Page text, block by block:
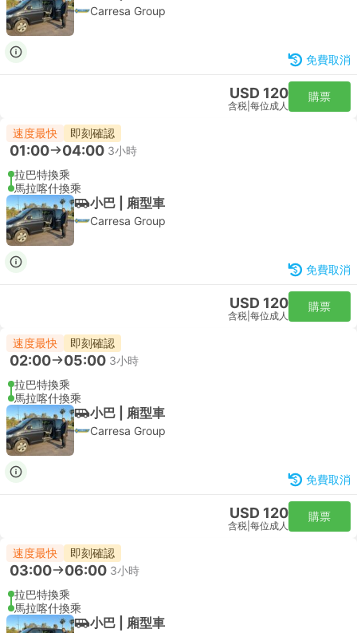
Carresa Group
免費取消
USD 120
含税 每位成人
購票
速度最快 即刻確認
01:00 04:00 3小時
拉巴特換乘
馬拉喀什換乘
小巴 | 廂型車
Carresa Group
免費取消
USD 120
含税 每位成人
購票
速度最快 即刻確認
02:00 05:00 3小時
拉巴特換乘
馬拉喀什換乘
小巴 | 廂型車
Carresa Group
免費取消
USD 120
含税 每位成人
購票
速度最快 即刻確認
03:00 06:00 3小時
拉巴特換乘
馬拉喀什換乘
小巴 | 廂型車